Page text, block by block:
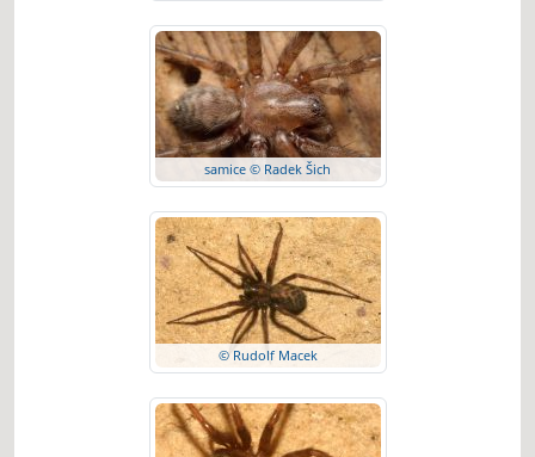
samice © Radek Šich
© Rudolf Macek